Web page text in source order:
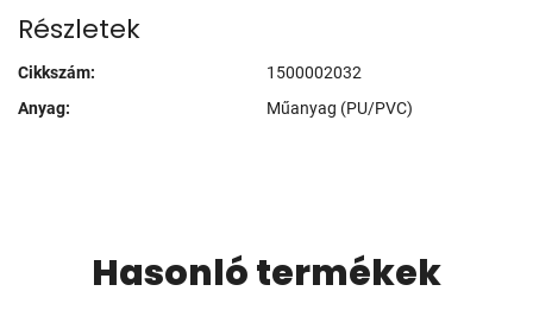
Részletek
Cikkszám:
1500002032
Anyag:
Műanyag (PU/PVC)
Hasonló termékek